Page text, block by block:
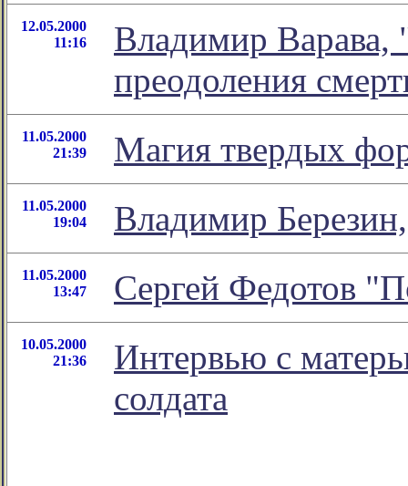
12.05.2000
11:16
Владимир Варава,
преодоления
11.05.2000
21:39
Магия твердых
11.05.2000
19:04
Владимир
11.05.2000
13:47
Сергей Федотов
10.05.2000
21:36
Интервью с
солдата